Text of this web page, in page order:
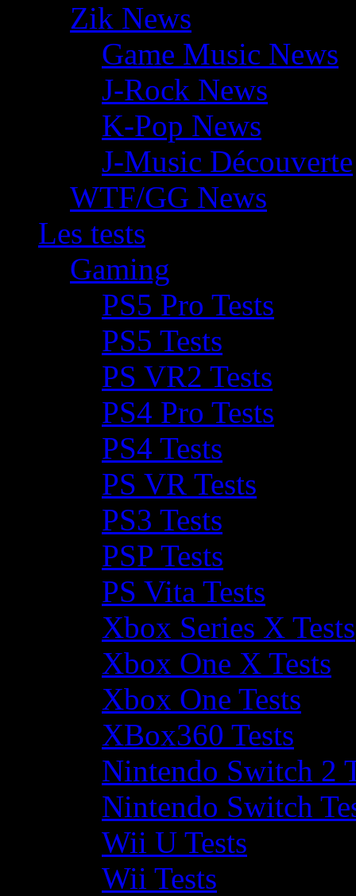
Zik News
Game Music News
J-Rock News
K-Pop News
J-Music Découverte
WTF/GG News
Les tests
Gaming
PS5 Pro Tests
PS5 Tests
PS VR2 Tests
PS4 Pro Tests
PS4 Tests
PS VR Tests
PS3 Tests
PSP Tests
PS Vita Tests
Xbox Series X Tests
Xbox One X Tests
Xbox One Tests
XBox360 Tests
Nintendo Switch 2
Nintendo Switch
Wii U Tests
Wii Tests